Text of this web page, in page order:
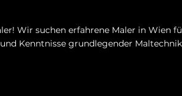
Wir suchen erfahrene Maler in Wien
Kenntnisse grundlegender